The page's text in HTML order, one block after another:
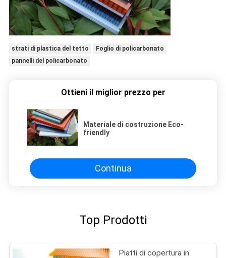
strati di plastica del tetto
Foglio di policarbonato
pannelli del policarbonato
Ottieni il miglior prezzo per
Materiale di costruzione Eco-
friendly
Continua
Top Prodotti
Piatti di copertura in